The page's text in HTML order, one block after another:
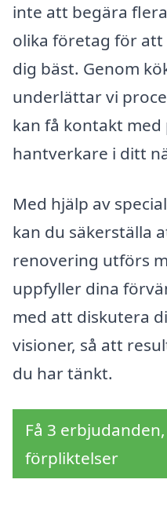
inte att begära
olika företag för
dig bäst. Genom
underlättar vi
kan få kontakt
hantverkare i ditt
Med hjälp av
kan du säkerställa
renovering utförs
uppfyller dina
med att diskutera
visioner, så att
du har tänkt.
Få 3
förpliktelser